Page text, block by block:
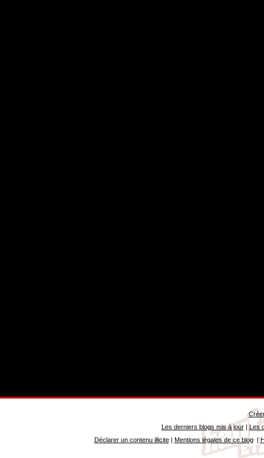
Les derniers blogs mis à jour| Les
Déclarer un contenu illicite| Mentions légales de ce blog|